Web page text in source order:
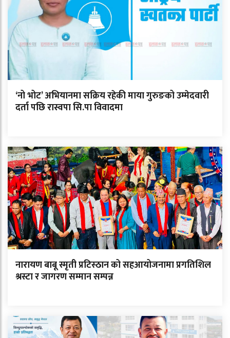
‘नो भोट’ अभियानमा सक्रिय रहेकी माया गुरुङको उम्मेदवारी
दर्ता पछि रास्वपा सि.पा विवादमा
नारायण बाबू स्मृती प्रटिस्ठान को सहआयोजनामा प्रगतिशिल
श्रस्टा र जागरण सम्मान सम्पन्न